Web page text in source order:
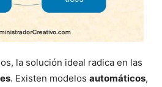
la solución ideal radica en las
. Existen modelos automáticos,